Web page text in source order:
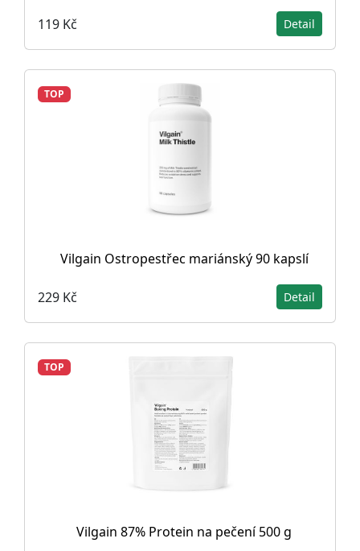
119 Kč Detail
TOP
Vilgain Ostropestřec mariánský 90 kapslí
229 Kč Detail
TOP
Vilgain 87% Protein na pečení 500 g